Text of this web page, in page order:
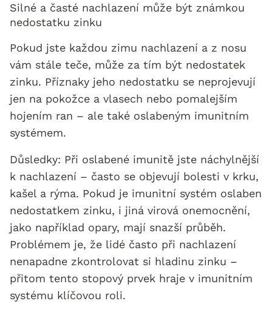
Silné a časté nachlazení může být známkou
nedostatku zinku
Pokud jste každou zimu nachlazení a z nosu
vám stále teče, může za tím být nedostatek
zinku. Příznaky jeho nedostatku se neprojevují
jen na pokožce a vlasech nebo pomalejším
hojením ran – ale také oslabeným imunitním
systémem.
Důsledky: Při oslabené imunitě jste náchylnější
k nachlazení – často se objevují bolesti v krku,
kašel a rýma. Pokud je imunitní systém oslaben
nedostatkem zinku, i jiná virová onemocnění,
jako například opary, mají snazší průběh.
Problémem je, že lidé často při nachlazení
nenapadne zkontrolovat si hladinu zinku –
přitom tento stopový prvek hraje v imunitním
systému klíčovou roli.